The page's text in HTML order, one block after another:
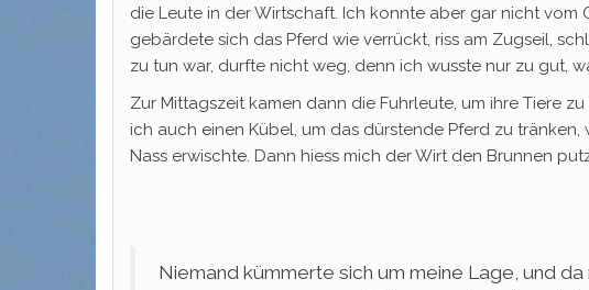
die Leute in der Wirtschaft. Ich konnte aber gar nicht vom
gebärdete sich das Pferd wie verrückt, riss am Zugseil,
zu tun war, durfte nicht weg, denn ich wusste nur zu gut,
Zur Mittagszeit kamen dann die Fuhrleute, um ihre Tiere
ich auch einen Kübel, um das dürstende Pferd zu
Nass erwischte. Dann hiess mich der Wirt den Brunnen
Niemand kümmerte sich um meine Lage, und